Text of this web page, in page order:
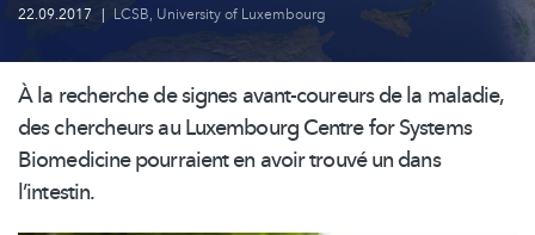
22.09.2017 | LCSB, University of Luxembourg
À la recherche de signes avant-coureursde la maladie,
des chercheurs au Luxembourg Centre for Systems
Biomedicine pourraient en avoir trouvé un dans
l’intestin.